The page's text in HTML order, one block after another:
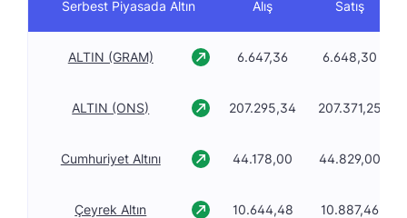
Serbest Piyasada Altın Alış Satış
ALTIN (GRAM) 6.647,36 6.648,30
ALTIN (ONS) 207.295,34 207.371,25
Cumhuriyet Altını 44.178,00 44.829,00
Çeyrek Altın 10.644,48 10.887,46